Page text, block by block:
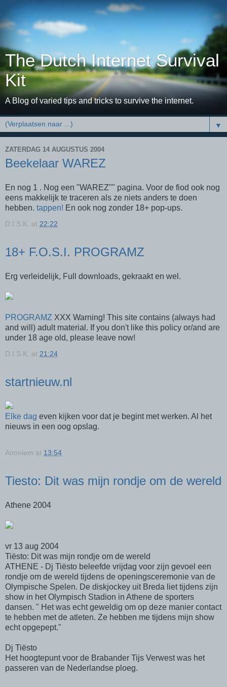
The Dutch Internet Survival
Kit
A Blog of varied tips and tricks to survive the internet.
▼
ZATERDAG 14 AUGUSTUS 2004
Beekelaar WAREZ
En nog 1 . Nog een "WAREZ"" pagina. Voor de fiod ook nog
eens makkelijk te traceren als ze niets anders te doen
hebben. tappen! En ook nog zonder 18+ pop-ups.
D.I.S.K. at 22:22
18+ F.O.S.I. PROGRAMZ
Erg verleidelijk, Full downloads, gekraakt en wel.
PROGRAMZ XXX Warning! This site contains (always had
and will) adult material. If you don't like this policy or/and are
under 18 age old, please leave now!
D.I.S.K. at 21:24
startnieuw.nl
Elke dag even kijken voor dat je begint met werken. Al het
nieuws in een oog opslag.
Anoniem at 13:54
Tiesto: Dit was mijn rondje om de wereld
Athene 2004
vr 13 aug 2004
Tiësto: Dit was mijn rondje om de wereld
ATHENE - Dj Tiësto beleefde vrijdag voor zijn gevoel een
rondje om de wereld tijdens de openingsceremonie van de
Olympische Spelen. De diskjockey uit Breda liet tijdens zijn
show in het Olympisch Stadion in Athene de sporters
dansen. " Het was echt geweldig om op deze manier contact
te hebben met de atleten. Ze hebben me tijdens mijn show
echt opgepept."
Dj Tiësto
Het hoogtepunt voor de Brabander Tijs Verwest was het
passeren van de Nederlandse ploeg.